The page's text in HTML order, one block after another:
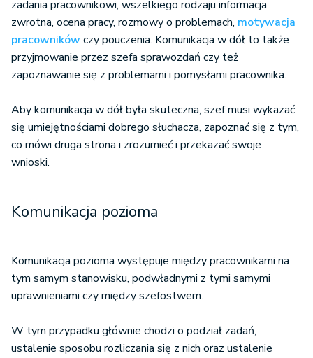
zadania pracownikowi, wszelkiego rodzaju informacja
zwrotna, ocena pracy, rozmowy o problemach, motywacja
pracowników czy pouczenia. Komunikacja w dół to także
przyjmowanie przez szefa sprawozdań czy też
zapoznawanie się z problemami i pomysłami pracownika.
Aby komunikacja w dół była skuteczna, szef musi wykazać
się umiejętnościami dobrego słuchacza, zapoznać się z tym,
co mówi druga strona i zrozumieć i przekazać swoje
wnioski.
Komunikacja pozioma
Komunikacja pozioma występuje między pracownikami na
tym samym stanowisku, podwładnymi z tymi samymi
uprawnieniami czy między szefostwem.
W tym przypadku głównie chodzi o podział zadań,
ustalenie sposobu rozliczania się z nich oraz ustalenie